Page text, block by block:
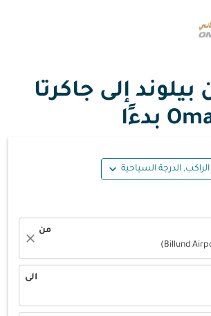
إلى جاكرتا
expand_more
من
Billund
close
الى